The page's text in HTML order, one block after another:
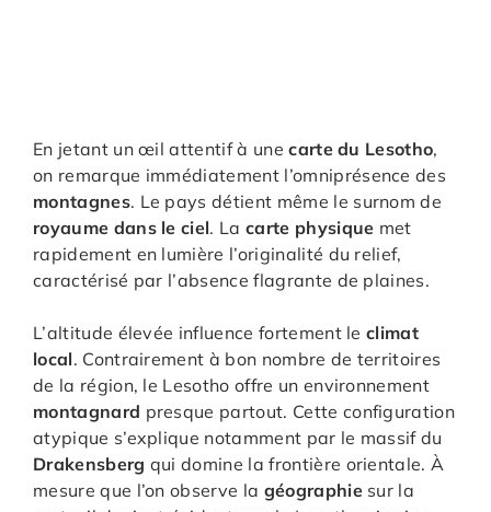
En jetant un œil attentif à unecarte du Lesotho,
on remarque immédiatement l’omniprésence des
montagnes. Le pays détient même le surnom de
royaume dans le ciel. Lacarte physique met
rapidement en lumière l’originalité du relief,
caractérisé par l’absence flagrante de plaines.
L’altitude élevée influence fortement leclimat
local. Contrairement à bon nombre de territoires
de la région, le Lesotho offre un environnement
montagnard presque partout. Cette configuration
atypique s’explique notamment par le massif du
Drakensberg qui domine la frontière orientale. À
mesure que l’on observe la géographiesur la